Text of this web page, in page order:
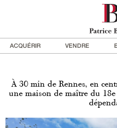
ACQUÉRIR VENDRE
À 30 min de Rennes, en
une maison de maître du